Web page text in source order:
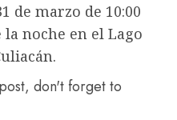
de marzo de 10:00
la noche en el Lago
don't forget to